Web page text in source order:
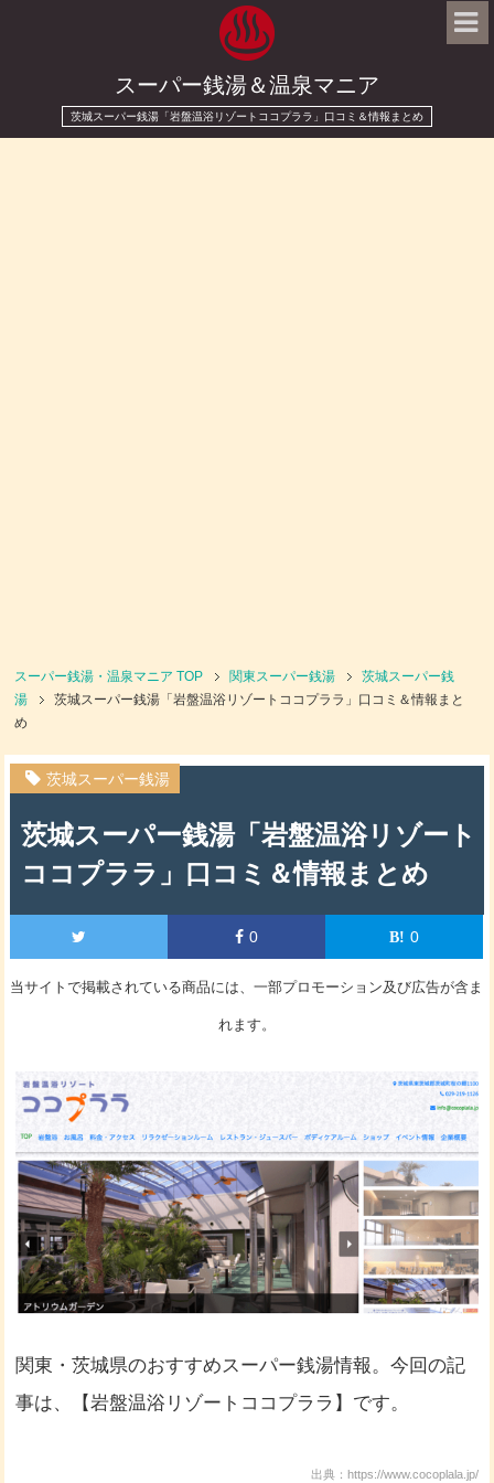
スーパー銭湯＆温泉マニア
茨城スーパー銭湯「岩盤温浴リゾートココプララ」口コミ＆情報まとめ
スーパー銭湯・温泉マニア TOP 関東スーパー銭湯
茨城スーパー銭
湯
茨城スーパー銭湯「岩盤温浴リゾートココプララ」口コミ＆情報まと
め
茨城スーパー銭湯
茨城スーパー銭湯「岩盤温浴リゾート
ココプララ」口コミ＆情報まとめ
0 0
当サイトで掲載されている商品には、一部プロモーション及び広告が含ま
れます。
関東・茨城県のおすすめスーパー銭湯情報。今回の記
事は、【岩盤温浴リゾートココプララ】です。
出典：https://www.cocoplala.jp/